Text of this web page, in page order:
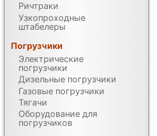
Ричтраки
Узкопроходные
штабелеры
Погрузчики
Электрические
погрузчики
Дизельные погрузчики
Газовые погрузчики
Тягачи
Оборудование для
погрузчиков